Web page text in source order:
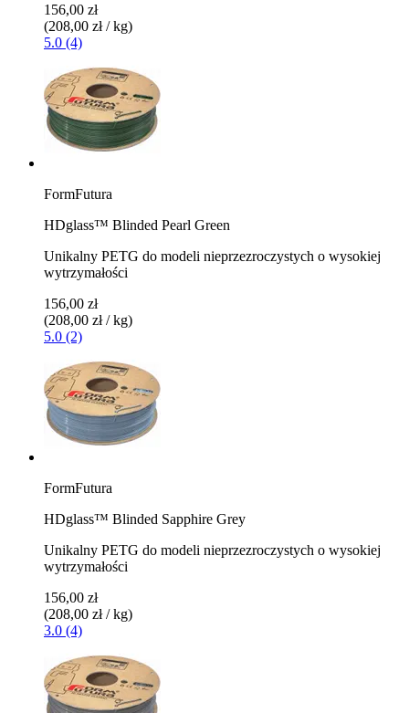
156,00 zł
(208,00 zł / kg)
5.0 (4)
FormFutura
HDglass™ Blinded Pearl Green
Unikalny PETG do modeli nieprzezroczystych o wysokiej
wytrzymałości
156,00 zł
(208,00 zł / kg)
5.0 (2)
FormFutura
HDglass™ Blinded Sapphire Grey
Unikalny PETG do modeli nieprzezroczystych o wysokiej
wytrzymałości
156,00 zł
(208,00 zł / kg)
3.0 (4)